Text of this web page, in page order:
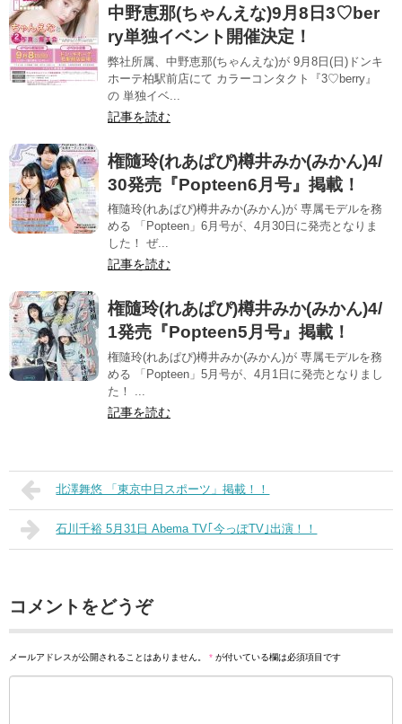
中野恵那(ちゃんえな)9月8日3♡ber
ry単独イベント開催決定！
弊社所属、中野恵那(ちゃんえな)が 9月8日(日)ドンキ
ホーテ柏駅前店にて カラーコンタクト『3♡berry』
の 単独イベ...
記事を読む
権隨玲(れあぱぴ)樽井みか(みかん)4/
30発売『Popteen6月号』掲載！
権隨玲(れあぱぴ)樽井みか(みかん)が 専属モデルを務
める 「Popteen」6月号が、4月30日に発売となりま
した！ ぜ...
記事を読む
権隨玲(れあぱぴ)樽井みか(みかん)4/
1発売『Popteen5月号』掲載！
権隨玲(れあぱぴ)樽井みか(みかん)が 専属モデルを務
める 「Popteen」5月号が、4月1日に発売となりまし
た！ ...
記事を読む
北澤舞悠 「東京中日スポーツ」掲載！！
石川千裕 5月31日 Abema TV｢今っぽTV｣出演！！
コメントをどうぞ
メールアドレスが公開されることはありません。 * が付いている欄は必須項目です